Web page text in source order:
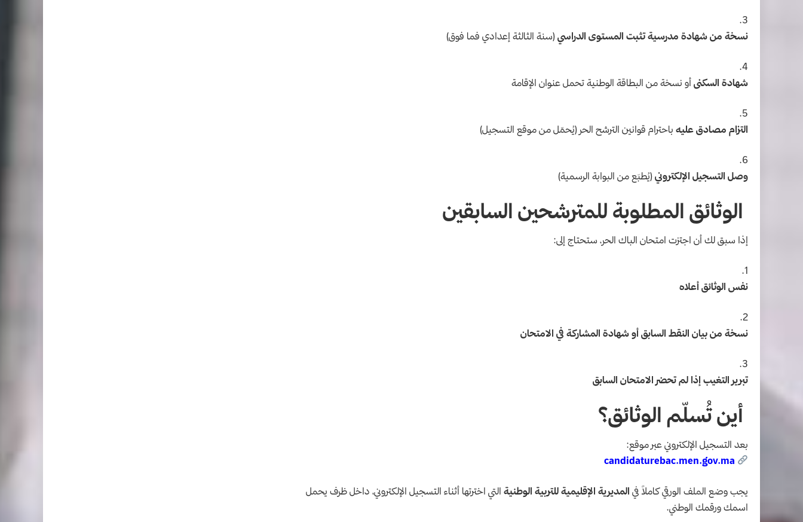
نسخة من شهادة مدرسية تثبت المستوى الدراسي (سنة الثالثة إعدادي فما فوق)
شهادة السكنى أو نسخة من البطاقة الوطنية تحمل عنوان الإقامة
التزام مصادق عليه باحترام قوانين الترشح الحر (يُحمّل من موقع التسجيل)
وصل التسجيل الإلكتروني (يُطبَع من البوابة الرسمية)
الوثائق المطلوبة للمترشحين السابقين
إذا سبق لك أن اجتزت امتحان الباك الحر، ستحتاج إلى:
نفس الوثائق أعلاه
نسخة من بيان النقط السابق أو شهادة المشاركة في الامتحان
تبرير التغيب إذا لم تحضر الامتحان السابق
أين تُسلّم الوثائق؟
بعد التسجيل الإلكتروني عبر موقع:
candidaturebac.men.gov.ma
يجب وضع الملف الورقي كاملاً في المديرية الإقليمية للتربية الوطنية التي اخترتها أثناء التسجيل الإلكتروني، داخل ظرف يحمل
اسمك ورقمك الوطني.